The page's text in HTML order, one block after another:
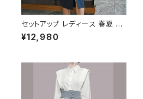
セットアップ レディース 春夏 秋
冬 春 夏 秋 冬 白 ブラウス タイ
トスカート シースルーブラウス
カート タイトスカート フリルトッ
プス シースルートップス ミディ
アム ミモレ丈スカート ひざ丈 学
校行事 セットアップ オフィス ス
¥12,980